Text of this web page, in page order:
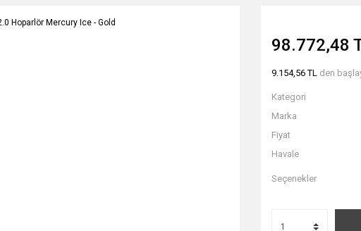
98.772,48
9.154,56 TL den
Kategori
Marka
Fiyat
Havale
Seçenekler